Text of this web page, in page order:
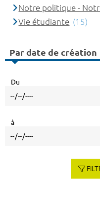
Notre politique -
Vie étudiante (15)
Par date de création
Du
à